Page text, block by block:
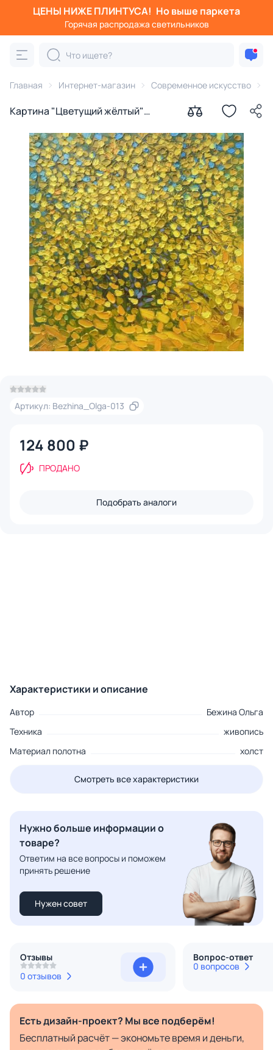
ЦЕНЫ НИЖЕ ПЛИНТУСА! Но выше паркета
Горячая распродажа светильников
Главная Интернет-магазин Современное искусство
Картина "Цветущий жёлтый"
Артикул: Bezhina_Olga-013
124 800 ₽
ПРОДАНО
Подобрать аналоги
Характеристики и описание
Автор
Бежина Ольга
Техника
живопись
Материал полотна
холст
Смотреть все характеристики
Нужно больше информации о
товаре?
Ответим на все вопросы и поможем
принять решение
Нужен совет
Отзывы
0 отзывов
Вопрос-ответ
0 вопросов
Есть дизайн-проект? Мы все подберём!
Бесплатный расчёт — экономьте время и деньги,